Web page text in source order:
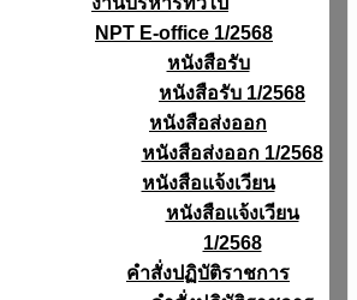
NPT E-office 1/2568
หนังสือรับ
หนังสือรับ 1/2568
หนังสือส่งออก
หนังสือส่งออก 1/2568
หนังสือแจ้งเวียน
หนังสือเเจ้งเวียน
1/2568
คำสั่งปฏิบัติราชการ